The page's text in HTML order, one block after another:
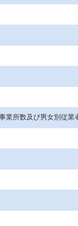
業所数及び男女別従